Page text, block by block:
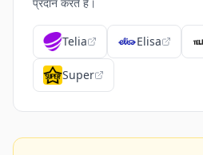
Telia Elisa
Super